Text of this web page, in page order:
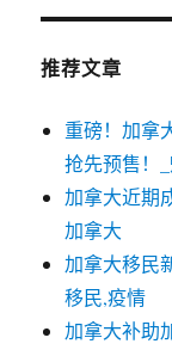
推荐文章
重磅！加拿
抢先预售！
加拿大近期
加拿大
加拿大移民
移民,疫情
加拿大补助